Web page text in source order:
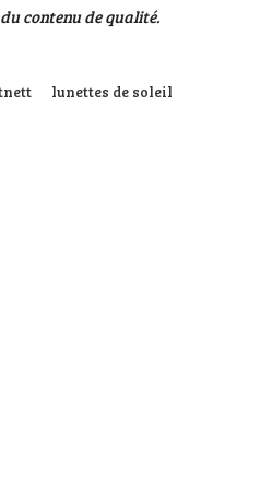
contenu de qualité.
lunettes de soleil